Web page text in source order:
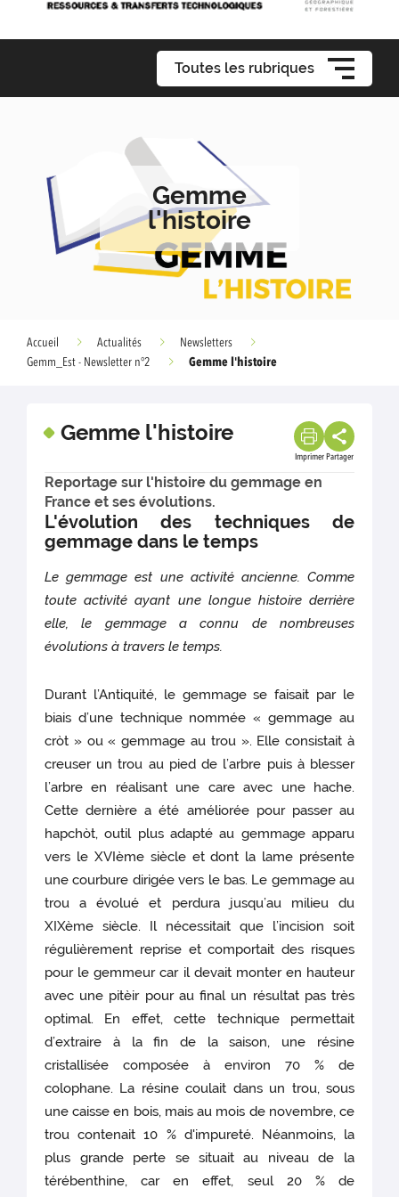
Toutes les rubriques
Gemme
l'histoire
Accueil Actualités
Newsletters
Gemm_Est - Newsletter n°2
Gemme l'histoire
Gemme l'histoire
Imprimer Partager
Reportage sur l'histoire du gemmage en
France et ses évolutions.
L'évolution des techniques de
gemmage dans le temps
Le gemmage est une activité ancienne. Comme
toute activité ayant une longue histoire derrière
elle, le gemmage a connu de nombreuses
évolutions à travers le temps.
Durant l’Antiquité, le gemmage se faisait par le
biais d’une technique nommée « gemmage au
cròt » ou « gemmage au trou ». Elle consistait à
creuser un trou au pied de l’arbre puis à blesser
l’arbre en réalisant une care avec une hache.
Cette dernière a été améliorée pour passer au
hapchòt, outil plus adapté au gemmage apparu
vers le XVIème siècle et dont la lame présente
une courbure dirigée vers le bas. Le gemmage au
trou a évolué et perdura jusqu’au milieu du
XIXème siècle. Il nécessitait que l’incision soit
régulièrement reprise et comportait des risques
pour le gemmeur car il devait monter en hauteur
avec une pitèir pour au final un résultat pas très
optimal. En effet, cette technique permettait
d’extraire à la fin de la saison, une résine
cristallisée composée à environ 70 % de
colophane. La résine coulait dans un trou, sous
une caisse en bois, mais au mois de novembre, ce
trou contenait 10 % d'impureté. Néanmoins, la
plus grande perte se situait au niveau de la
térébenthine, car en effet, seul 20 % de